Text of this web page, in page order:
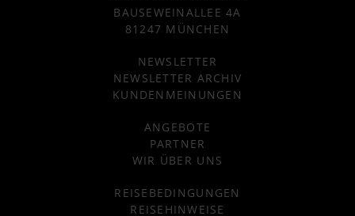
BAUSEWEINALLEE 4A
81247 MÜNCHEN
NEWSLETTER
NEWSLETTER ARCHIV
KUNDENMEINUNGEN
ANGEBOTE
PARTNER
WIR ÜBER UNS
REISEBEDINGUNGEN
REISEHINWEISE